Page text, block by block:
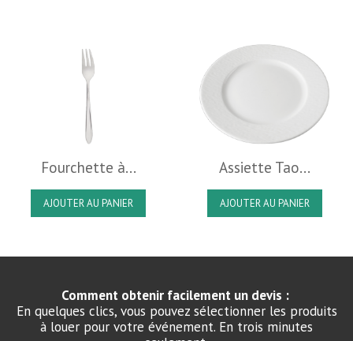
Fourchette à...
AJOUTER AU PANIER
Assiette Tao...
AJOUTER AU PANIER
Comment obtenir facilement un devis :
En quelques clics, vous pouvez sélectionner les produits
à louer pour votre événement. En trois minutes